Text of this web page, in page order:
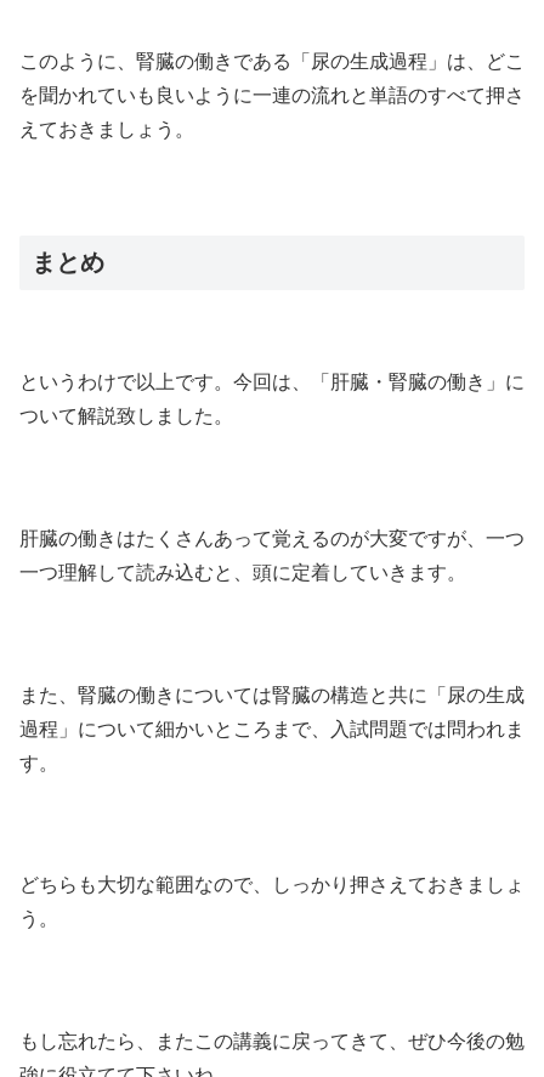
このように、腎臓の働きである「尿の生成過程」は、どこ
を聞かれていも良いように一連の流れと単語のすべて押さ
えておきましょう。
まとめ
というわけで以上です。今回は、「肝臓・腎臓の働き」に
ついて解説致しました。
肝臓の働きはたくさんあって覚えるのが大変ですが、一つ
一つ理解して読み込むと、頭に定着していきます。
また、腎臓の働きについては腎臓の構造と共に「尿の生成
過程」について細かいところまで、入試問題では問われま
す。
どちらも大切な範囲なので、しっかり押さえておきましょ
う。
もし忘れたら、またこの講義に戻ってきて、ぜひ今後の勉